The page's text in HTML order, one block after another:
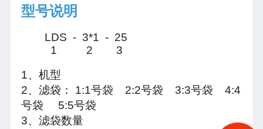
型号说明
LDS - 3*1 - 25
1 2 3
1、机型
2、滤袋： 1:1号袋 2:2号袋 3:3号袋 4:4
号袋 5:5号袋
3、滤袋数量